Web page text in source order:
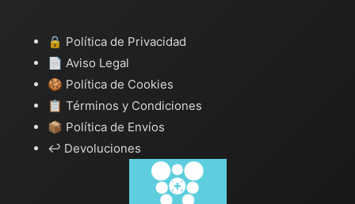
🔒 Política de Privacidad
📄 Aviso Legal
🍪 Política de Cookies
📋 Términos y Condiciones
📦 Política de Envíos
↩️ Devoluciones